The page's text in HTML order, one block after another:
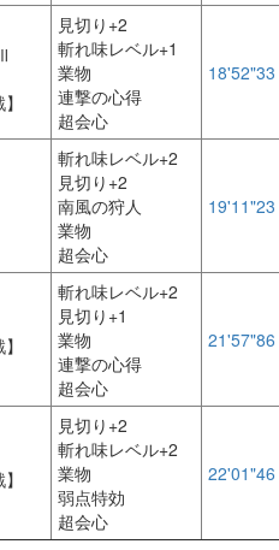
見切り+2
斬れ味レベル+1
業物
連撃の心得
超会心
18'52"33
斬れ味レベル+2
見切り+2
南風の狩人
業物
超会心
19'11"23
斬れ味レベル+2
見切り+1
業物
連撃の心得
超会心
21'57"86
見切り+2
斬れ味レベル+2
業物
弱点特効
超会心
22'01"46